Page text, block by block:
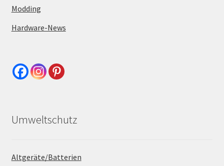
Modding
Hardware-News
Umweltschutz
Altgeräte/Batterien